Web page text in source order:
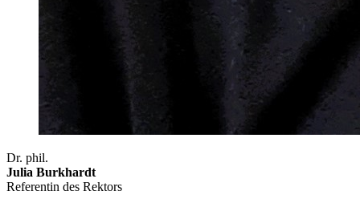
Dr. phil.
Julia Burkhardt
Referentin des Rektors